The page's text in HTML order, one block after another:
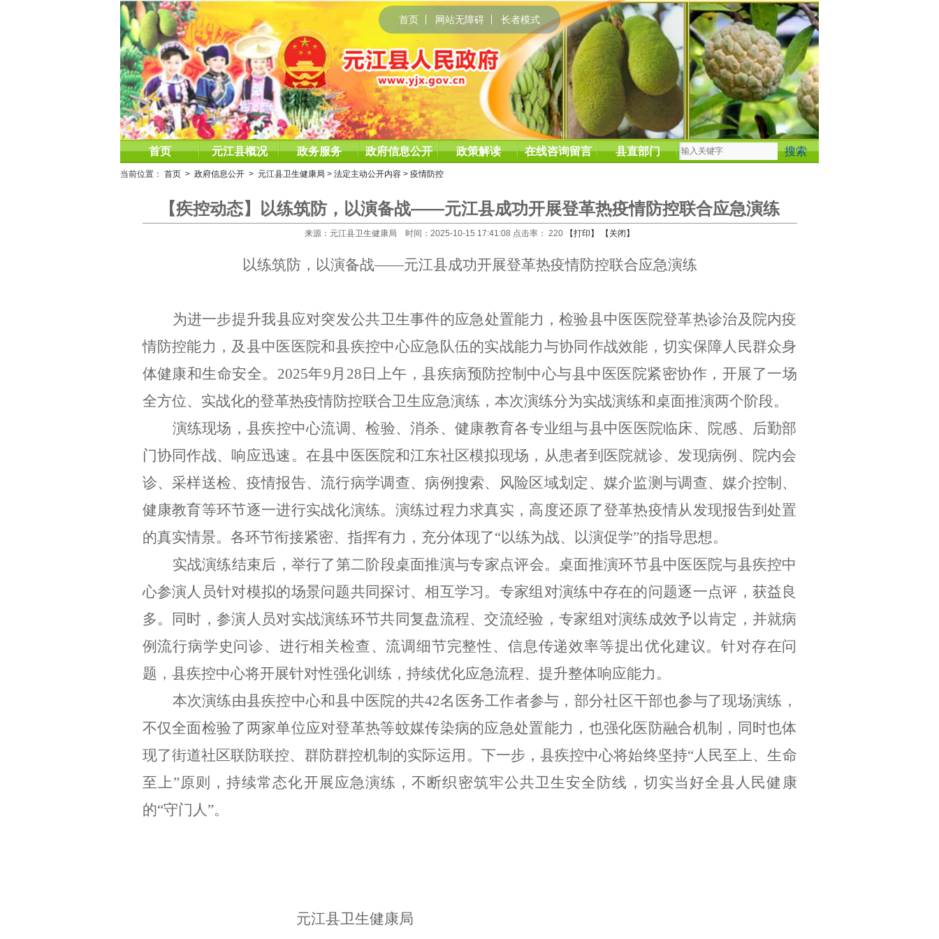
首页 网站无障碍 长者模式
首页 元江县概况 政务服务 政府信息公开 政策解读 在线咨询留言 县直部门
当前位置： 首页 > 政府信息公开 > 元江县卫生健康局 > 法定主动公开内容 > 疫情防控
【疾控动态】以练筑防，以演备战——元江县成功开展登革热疫情防控联合应急演练
来源：元江县卫生健康局 时间：2025-10-15 17:41:08 点击率： 220 【打印】 【关闭】
以练筑防，以演备战——元江县成功开展登革热疫情防控联合应急演练
为进一步提升我县应对突发公共卫生事件的应急处置能力，检验县中医医院登革热诊治及院内疫
情防控能力，及县中医医院和县疾控中心应急队伍的实战能力与协同作战效能，切实保障人民群众身
体健康和生命安全。 2025年9月 28 日上午，县疾病预防控制中心与县中医医院紧密协作，开展了一场
全方位、实战化的登革热疫情防控联合卫生应急演练，本次演练分为实战演练和桌面推演两个阶段。
演练现场，县疾控中心流调、检验、消杀、健康教育各专业组与县中医医院临床、院感、后勤部
门协同作战、响应迅速。在县中医医院和江东社区模拟现场，从患者到医院就诊、发现病例、院内会
诊、采样送检、疫情报告、流行病学调查、病例搜索、风险区域划定、媒介监测与调查、媒介控制、
健康教育等环节逐一进行实战化演练。演练过程力求真实，高度还原了登革热疫情从发现报告到处置
的真实情景。各环节衔接紧密、指挥有力，充分体现了“以练为战、以演促学”的指导思想。
实战演练结束后，举行了第二阶段桌面推演与专家点评会。桌面推演环节县中医医院与县疾控中
心参演人员针对模拟的场景问题共同探讨、相互学习。专家组对演练中存在的问题逐一点评，获益良
多。同时，参演人员对实战演练环节共同复盘流程、交流经验，专家组对演练成效予以肯定，并就病
例流行病学史问诊、进行相关检查、流调细节完整性、信息传递效率等提出优化建议。针对存在问
题，县疾控中心将开展针对性强化训练，持续优化应急流程、提升整体响应能力。
本次演练由县疾控中心和县中医院的共42名医务工作者参与，部分社区干部也参与了现场演练，
不仅全面检验了两家单位应对登革热等蚊媒传染病的应急处置能力，也强化医防融合机制，同时也体
现了街道社区联防联控、群防群控机制的实际运用。下一步，县疾控中心将始终坚持“人民至上、生命
至上”原则，持续常态化开展应急演练，不断织密筑牢公共卫生安全防线，切实当好全县人民健康
的“守门人”。
元江县卫生健康局